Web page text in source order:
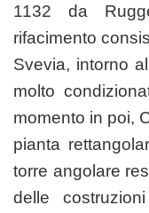
1132 da
rifacimento
Svevia, intorno
molto
momento in poi,
pianta
torre angolare
delle